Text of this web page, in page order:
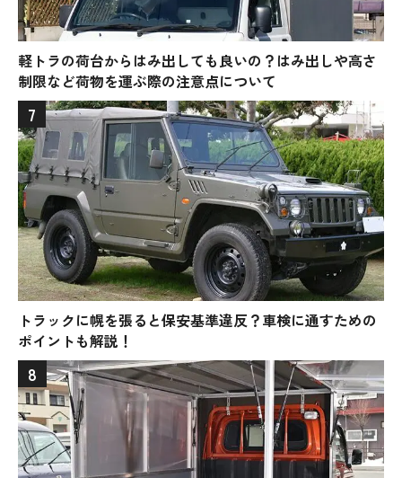
軽トラの荷台からはみ出しても良いの？はみ出しや高さ
制限など荷物を運ぶ際の注意点について
7
トラックに幌を張ると保安基準違反？車検に通すための
ポイントも解説！
8